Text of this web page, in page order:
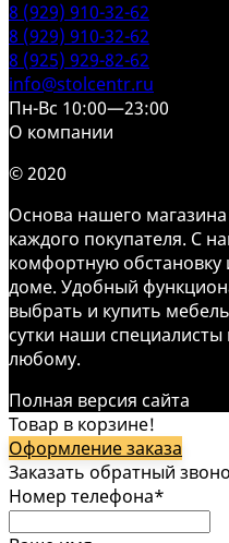
8 (929) 910-32-62
8 (929) 910-32-62
8 (925) 929-82-62
info@stolcentr.ru
Пн-Вс 10:00—23:00
О компании
© 2020
Основа нашего
каждого покупателя. С
комфортную обстановку
доме. Удобный
выбрать и купить
сутки наши
любому.
Полная версия сайта
Товар в корзине!
Оформление заказа
Заказать обратный
Номер телефона*